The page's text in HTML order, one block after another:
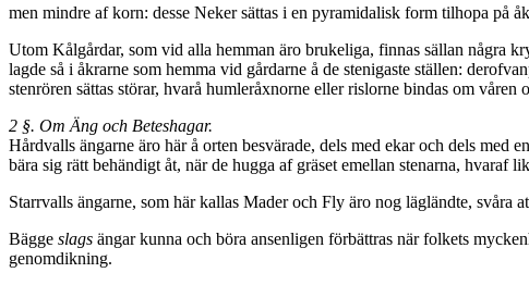
men mindre af korn: desse Neker sättas i en pyramidalisk form tilhopa på
Utom Kålgårdar, som vid alla hemman äro brukeliga, finnas sällan några
lagde så i åkrarne som hemma vid gårdarne å de stenigaste ställen:
stenrören sättas störar, hvarå humleråxnorne eller rislorne bindas om
2 §. Om Äng och Beteshagar.
Hårdvalls ängarne äro här å orten besvärade, dels med ekar och dels
bära sig rätt behändigt åt, när de hugga af gräset emellan stenarna, hvaraf
Starrvalls ängarne, som här kallas Mader och Fly äro nog lägländte, svåra
Bägge slags ängar kunna och böra ansenligen förbättras när folkets
genomdikning.